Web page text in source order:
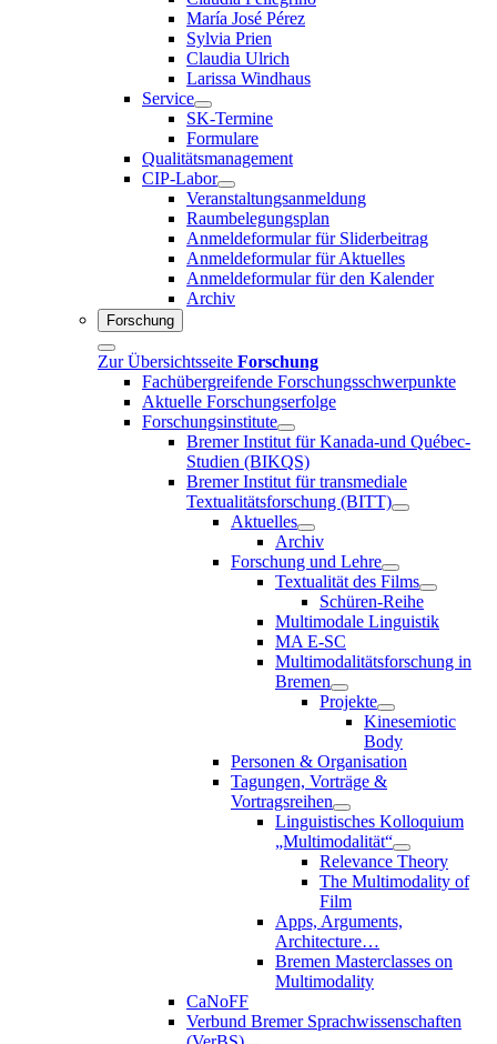
María José Pérez
Sylvia Prien
Claudia Ulrich
Larissa Windhaus
Service
SK-Termine
Formulare
Qualitätsmanagement
CIP-Labor
Veranstaltungsanmeldung
Raumbelegungsplan
Anmeldeformular für Sliderbeitrag
Anmeldeformular für Aktuelles
Anmeldeformular für den Kalender
Archiv
Forschung
Zur Übersichtsseite Forschung
Fachübergreifende Forschungsschwerpunkte
Aktuelle Forschungserfolge
Forschungsinstitute
Bremer Institut für Kanada-und Québec-
Studien (BIKQS)
Bremer Institut für transmediale
Textualitätsforschung (BITT)
Aktuelles
Archiv
Forschung und Lehre
Textualität des Films
Schüren-Reihe
Multimodale Linguistik
MA E-SC
Multimodalitätsforschung in
Bremen
Projekte
Kinesemiotic
Body
Personen & Organisation
Tagungen, Vorträge &
Vortragsreihen
Linguistisches Kolloquium
„Multimodalität“
Relevance Theory
The Multimodality of
Film
Apps, Arguments,
Architecture…
Bremen Masterclasses on
Multimodality
CaNoFF
Verbund Bremer Sprachwissenschaften